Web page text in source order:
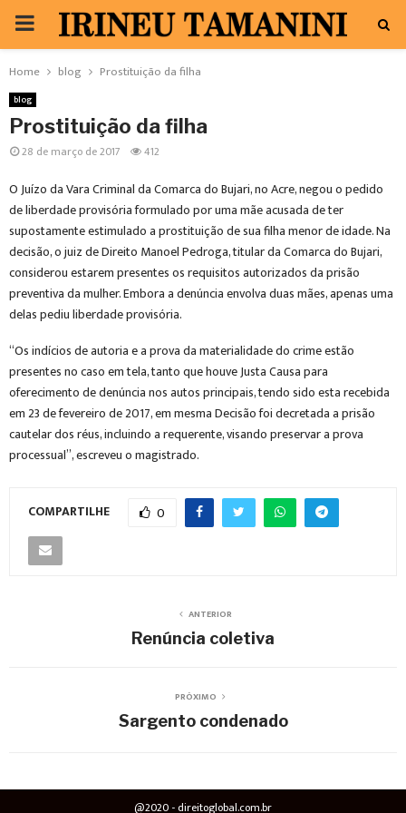
PRIMARY
MENU
Home blog Prostituição da filha
blog
Prostituição da filha
28 de março de 2017 412
O Juízo da Vara Criminal da Comarca do Bujari, no Acre, negou o pedido
de liberdade provisória formulado por uma mãe acusada de ter
supostamente estimulado a prostituição de sua filha menor de idade. Na
decisão, o juiz de Direito Manoel Pedroga, titular da Comarca do Bujari,
considerou estarem presentes os requisitos autorizados da prisão
preventiva da mulher. Embora a denúncia envolva duas mães, apenas uma
delas pediu liberdade provisória.
“Os indícios de autoria e a prova da materialidade do crime estão
presentes no caso em tela, tanto que houve Justa Causa para
oferecimento de denúncia nos autos principais, tendo sido esta recebida
em 23 de fevereiro de 2017, em mesma Decisão foi decretada a prisão
cautelar dos réus, incluindo a requerente, visando preservar a prova
processual”, escreveu o magistrado.
COMPARTILHE 0
ANTERIOR
Renúncia coletiva
PRÓXIMO
Sargento condenado
@2020 - direitoglobal.com.br